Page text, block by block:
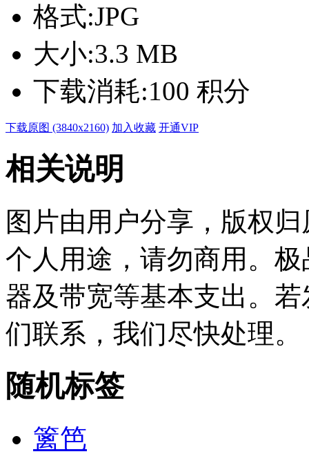
格式:JPG
大小:3.3 MB
下载消耗:100 积分
下载原图 (3840x2160) 加入收藏 开通VIP
相关说明
图片由用户分享，版权
个人用途，请勿商用。
器及带宽等基本支出。
们联系，我们尽快处理。
随机标签
篱笆